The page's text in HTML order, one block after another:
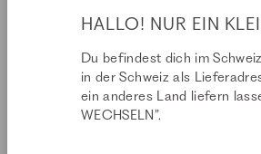
HALLO! NUR EIN
Du befindest dich im
in der Schweiz als
ein anderes Land liefern
WECHSELN”.
JUVIA NEWSLETTER
nächste Bestellung!